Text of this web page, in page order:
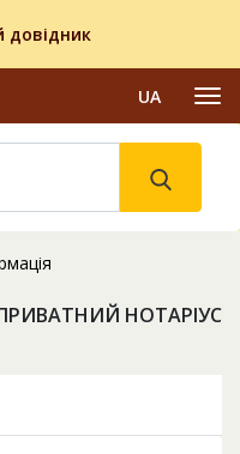
довідник
UA
НОТАРІУС